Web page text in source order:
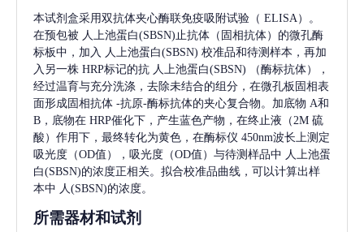
本试剂盒采用双抗体夹心酶联免疫吸附试验（ ELISA）。
在预包被 人上池蛋白(SBSN)止抗体（固相抗体）的微孔酶
标板中，加入 人上池蛋白(SBSN) 校准品和待测样本，再加
入另一株 HRP标记的抗 人上池蛋白(SBSN)
（酶标抗体），
经过温育与充分洗涤，去除未结合的组分，在微孔板固相表
面形成固相抗体 -抗原-酶标抗体的夹心复合物。加底物 A和
B，底物在 HRP催化下，产生蓝色产物，在终止液（2M 硫
酸）作用下，最终转化为黄色，在酶标仪 450nm波长上测定
吸光度（OD值），吸光度（OD值）与待测样品中 人上池蛋
白(SBSN)的浓度正相关。拟合校准品曲线，可以计算出样
本中 人(SBSN)的浓度。
所需器材和试剂